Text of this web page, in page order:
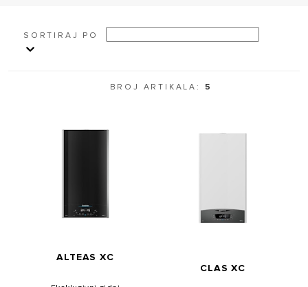
SORTIRAJ PO
BROJ ARTIKALA: 5
ALTEAS XC
CLAS XC